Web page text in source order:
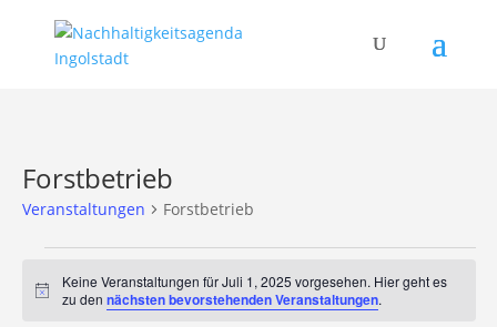
Forstbetrieb
Veranstaltungen Forstbetrieb
Veranstaltungen
für
Hinweis
Keine Veranstaltungen für Juli 1, 2025 vorgesehen. Hier geht es
zu den nächsten bevorstehenden Veranstaltungen.